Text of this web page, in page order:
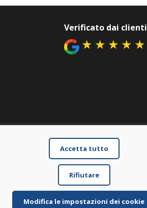
Verificato dai clienti
★ ★ ★ ★ ★
Accetta tutto
Rifiutare
Modifica le impostazioni dei cookie